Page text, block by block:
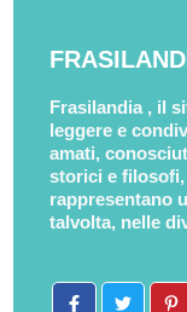
Frasilandia , il
leggere e
amati,
storici e
rappresentano
talvolta, nelle